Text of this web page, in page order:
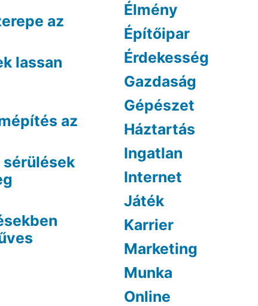
az
lassan
az
sérülések
Élmény
Építőipar
Érdekesség
Gazdaság
Gépészet
Háztartás
Ingatlan
Internet
Játék
Karrier
Marketing
Munka
Online